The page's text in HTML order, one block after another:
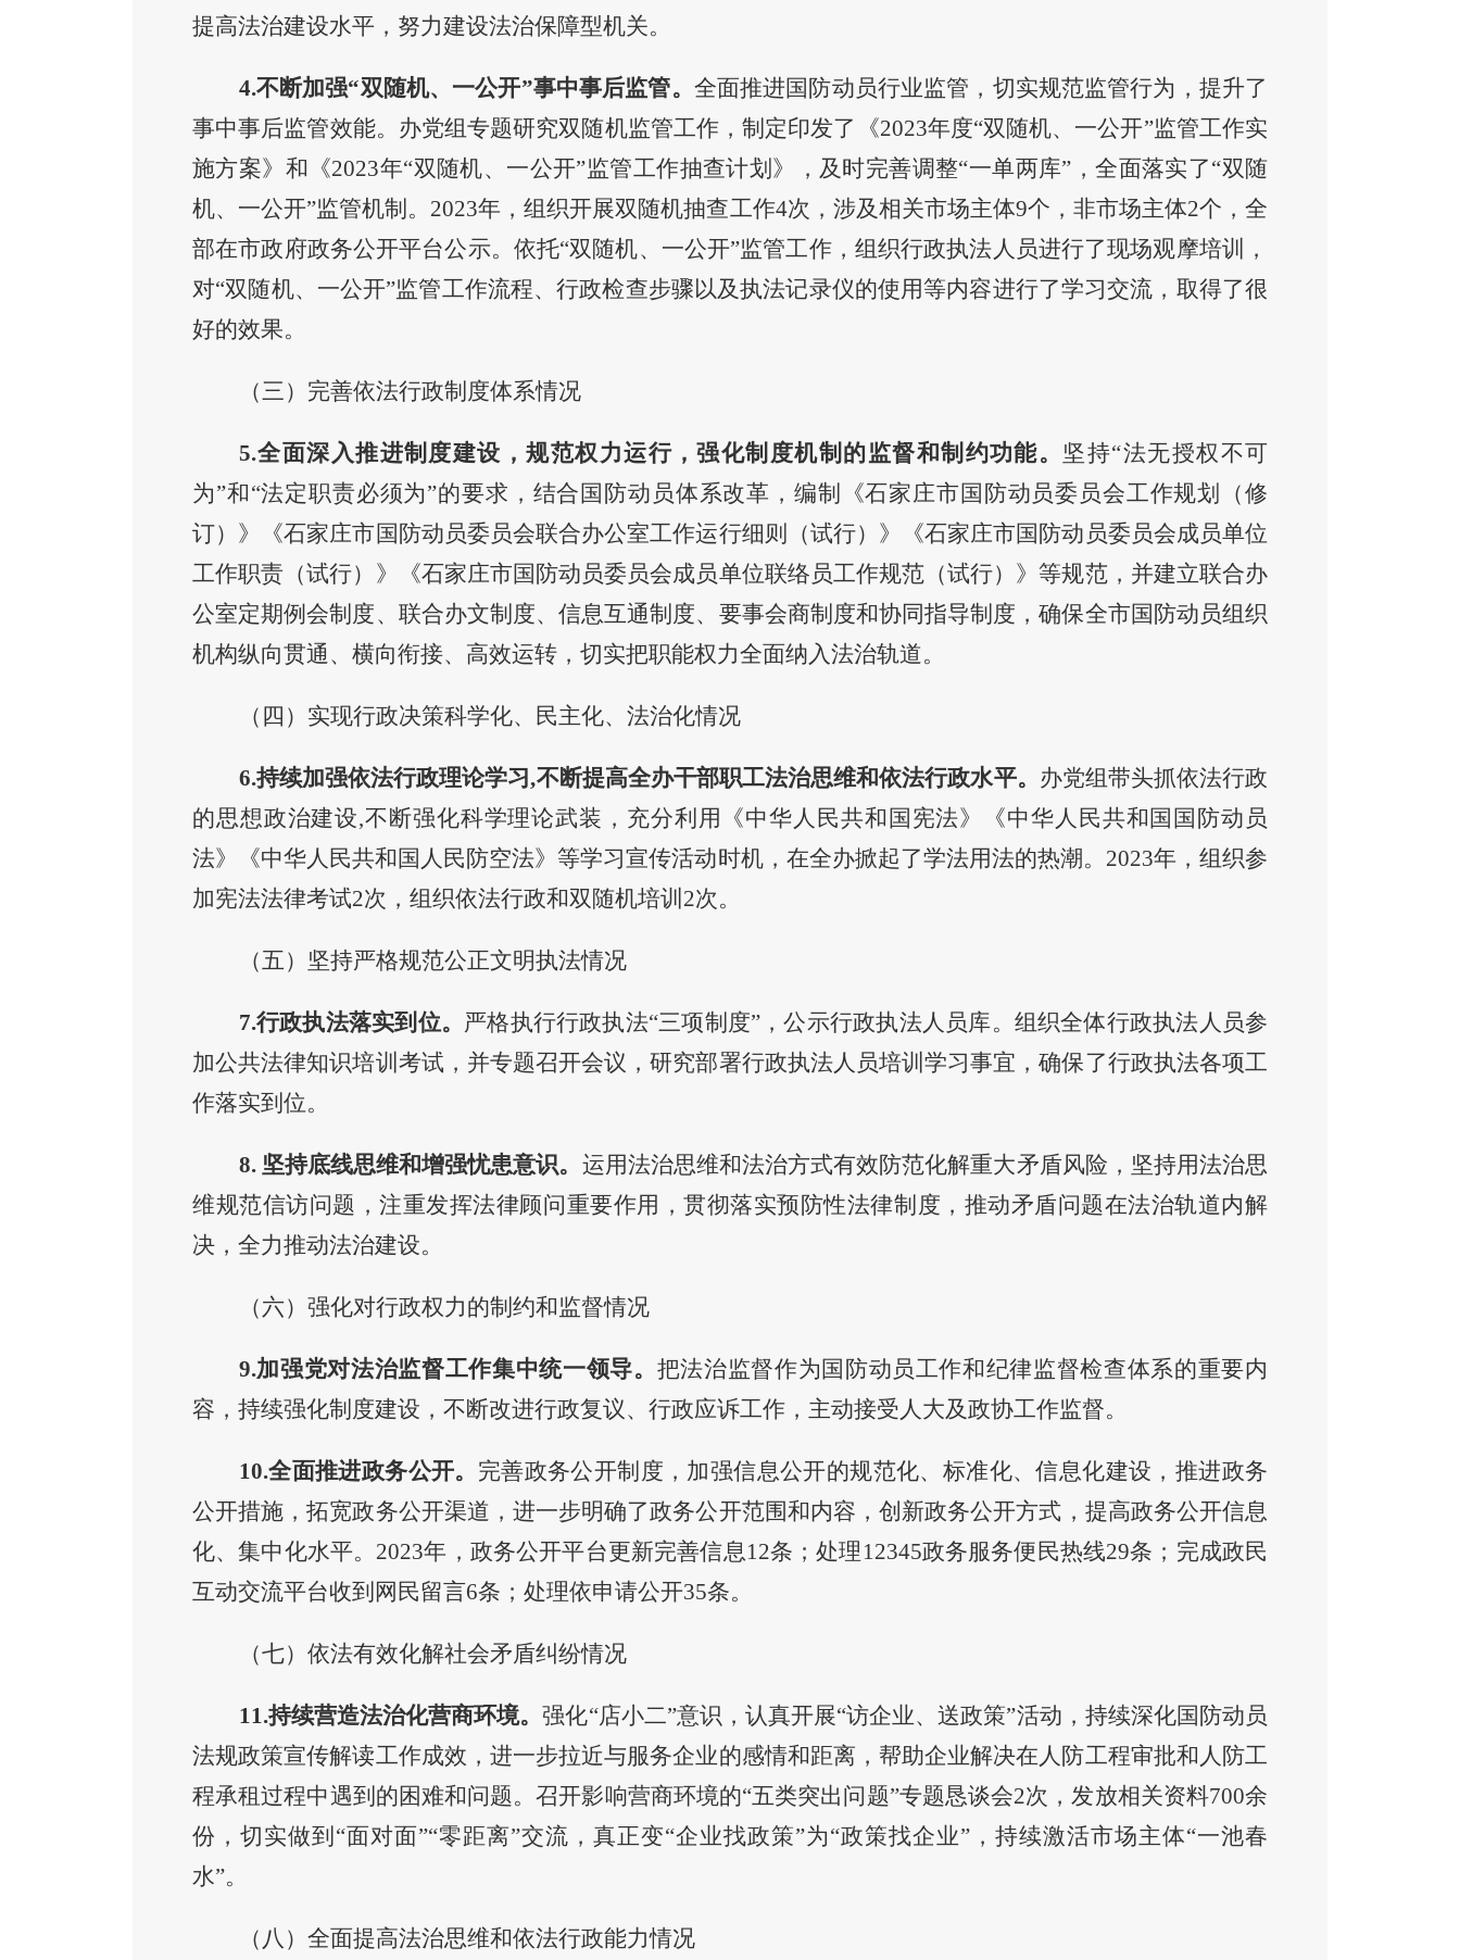
提高法治建设水平，努力建设法治保障型机关。
4.不断加强“双随机、 一公开”事中事后监管。 全面推进国防动员行业监管，切实规范监管行为，提升了
事中事后监管效能。办党组专题研究双随机监管工作，制定印发了《2023年度“双随机、一公开”监管工作实
施方案》和《2023年“双随机、一公开”监管工作抽查计划 》， 及时完善调整“一单两库”，全面落实了“双随
机、一公开”监管机制 。 2023年，组织开展双随机抽查工作4次，涉及相关市场主体9个，非市场主体2个，全
部在市政府政务公开平台公示。依托“双随机、一公开”监管工作，组织行政执法人员进行了现场观摩培训，
对“双随机、一公开”监管工作流程、行政检查步骤以及执法记录仪的使用等内容进行了学习交流，取得了很
好的效果。
（三）完善依法行政制度体系情况
5.全面深入推进制度建设，规范权力运行，强化制度机制的监督和制约功能。 坚持“法无授权不可
为”和“法定职责必须为”的要求，结合国防动员体系改革，编制《石家庄市国防动员委员会工作规划（修
订）》《石家庄市国防动员委员会联合办公室工作运行细则（试行）》《石家庄市国防动员委员会成员单位
工作职责（试行）》《石家庄市国防动员委员会成员单位联络员工作规范（试行）》等规范，并建立联合办
公室定期例会制度、联合办文制度、信息互通制度、要事会商制度和协同指导制度，确保全市国防动员组织
机构纵向贯通、横向衔接、高效运转 ，切实把职能权力全面纳入法治轨道。
（四）实现行政决策科学化、民主化、法治化情况
6.持续加强依法行政理论学习,不断提高全办干部职工法治思维和依法行政水平。 办党组带头抓依法行政
的思想政治建设,不断强化科学理论武装，充分利用《中华人民共和国宪法》《中华人民共和国国防动员
法》《中华人民共和国人民防空法》等学习宣传活动时机，在全办掀起了学法用法的热潮。 2023年， 组织参
加宪法法律考试2次，组织依法行政和双随机培训2次。
（五）坚持严格规范公正文明执法情况
7.行政执法落实到位。 严格执行行政执法“三项制度”，公示行政执法人员库。组织全体行政执法人员参
加公共法律知识培训考试，并专题召开会议，研究部署行政执法人员培训学习事宜，确保了行政执法各项工
作落实到位。
8. 坚持底线思维和增强忧患意识。 运用法治思维和法治方式有效防范化解重大矛盾风险，坚持用法治思
维规范信访问题，注重发挥法律顾问重要作用，贯彻落实预防性法律制度，推动矛盾问题在法治轨道内解
决，全力推动法治建设。
（六）强化对行政权力的制约和监督情况
9.加强党对法治监督工作集中统一领导。 把法治监督作为国防动员工作和纪律监督检查体系的重要内
容，持续强化制度建设，不断改进行政复议、行政应诉工作， 主动接受人大及政协工作监督。
10.全面推进政务公开。 完善政务公开制度， 加强信息公开的规范化、标准化、信息化建设， 推进政务
公开措施，拓宽政务公开渠道，进一步明确了政务公开范围和内容 ， 创新政务公开方式，提高政务公开信息
化、集中化水平。 2023年 ，政务公开平台更新完善信息12条；处理12345政务服务便民热线29条；完成政民
互动交流平台收到网民留言6条；处理依申请公开35条。
（七）依法有效化解社会矛盾纠纷情况
11.持续营造法治化营商环境。强化“店小二”意识，认真开展“访企业、送政策”活动，持续深化国防动员
法规政策宣传解读工作成效，进一步拉近与服务企业的感情和距离，帮助企业解决在人防工程审批和人防工
程承租过程中遇到的困难和问题。召开影响营商环境的“五类突出问题”专题恳谈会2次 ，发放相关资料700余
份，切实做到 “面对面”“零距离”交流，真正变“企业找政策”为“政策找企业”，持续激活市场主体“一池春
水”。
（八）全面提高法治思维和依法行政能力情况